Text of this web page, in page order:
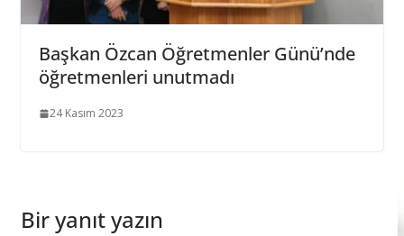
Başkan Özcan Öğretmenler Günü’nde
öğretmenleri unutmadı
24 Kasım 2023
Bir yanıt yazın